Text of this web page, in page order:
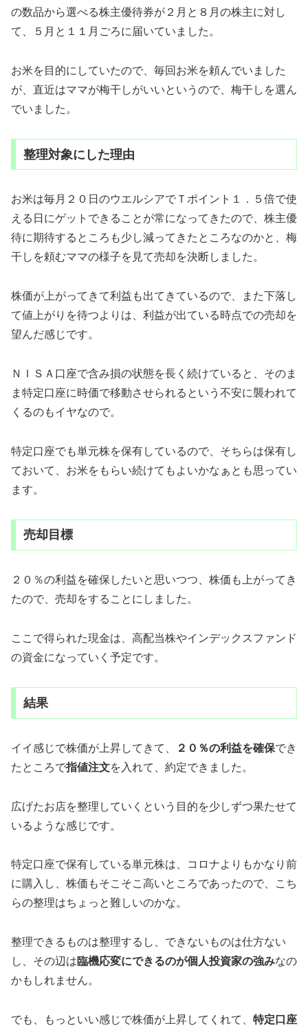
の数品から選べる株主優待券が２月と８月の株主に対し
て、５月と１１月ごろに届いていました。
お米を目的にしていたので、毎回お米を頼んでいました
が、直近はママが梅干しがいいというので、梅干しを選ん
でいました。
整理対象にした理由
お米は毎月２０日のウエルシアでＴポイント１．５倍で使
える日にゲットできることが常になってきたので、株主優
待に期待するところも少し減ってきたところなのかと、梅
干しを頼むママの様子を見て売却を決断しました。
株価が上がってきて利益も出てきているので、また下落し
て値上がりを待つよりは、利益が出ている時点での売却を
望んだ感じです。
ＮＩＳＡ口座で含み損の状態を長く続けていると、そのま
ま特定口座に時価で移動させられるという不安に襲われて
くるのもイヤなので。
特定口座でも単元株を保有しているので、そちらは保有し
ておいて、お米をもらい続けてもよいかなぁとも思ってい
ます。
売却目標
２０％の利益を確保したいと思いつつ、株価も上がってき
たので、売却をすることにしました。
ここで得られた現金は、高配当株やインデックスファンド
の資金になっていく予定です。
結果
イイ感じで株価が上昇してきて、 ２０％の利益を確保でき
たところで指値注文を入れて、約定できました。
広げたお店を整理していくという目的を少しずつ果たせて
いるような感じです。
特定口座で保有している単元株は、コロナよりもかなり前
に購入し、株価もそこそこ高いところであったので、こち
らの整理はちょっと難しいのかな。
整理できるものは整理するし、できないものは仕方ない
し、その辺は臨機応変にできるのが個人投資家の強みなの
かもしれません。
でも、もっといい感じで株価が上昇してくれて、 特定口座